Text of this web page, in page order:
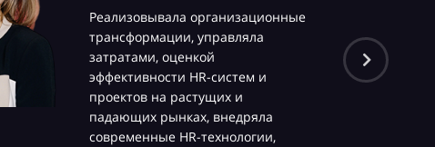
Реализовывала организационные
трансформации, управляла
затратами, оценкой
эффективности HR-систем и
проектов на растущих и
падающих рынках, внедряла
современные HR-технологии,